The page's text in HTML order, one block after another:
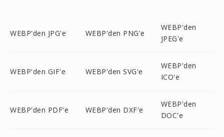
WEBP'den JPG'e WEBP'den PNG'e
WEBP'den
JPEG'e
WEBP'den GIF'e WEBP'den SVG'e
WEBP'den
ICO'e
WEBP'den PDF'e WEBP'den DXF'e
WEBP'den
DOC'e